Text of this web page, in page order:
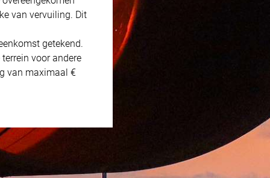
van vervuiling. Dit
getekend.
voor andere
van maximaal €